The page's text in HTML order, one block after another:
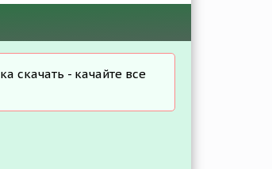
скачать - качайте все